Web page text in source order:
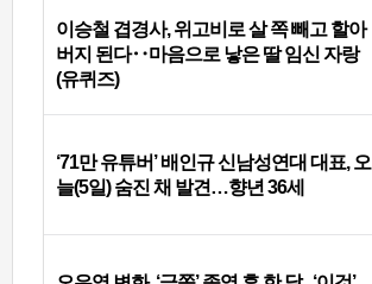
이승철 겹경사, 위고비로 살 쪽 빼고 할아
버지 된다‥마음으로 낳은 딸 임신 자랑
(유퀴즈)
‘71만 유튜버’ 배인규 신남성연대 대표, 오
늘(5일) 숨진 채 발견…향년 36세